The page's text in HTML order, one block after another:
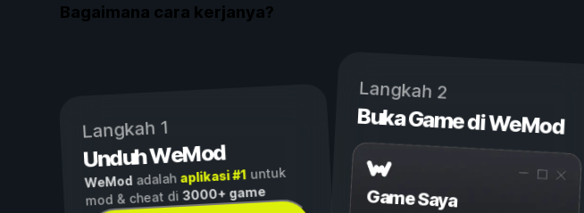
Bagaimana cara kerjanya?
Langkah 1
Unduh WeMod
WeMod adalah aplikasi #1untuk
mod & cheat di3000+ game
Langkah 2
Buka Game di WeMod
Game Saya